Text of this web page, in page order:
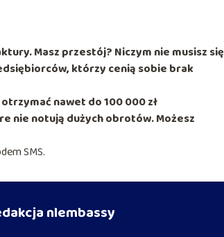
Masz przestój? Niczym nie musisz się
którzy cenią sobie brak
nawet do 100 000 zł
nie notują dużych obrotów. Możesz
SMS.
nlembassy